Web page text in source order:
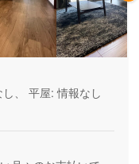
、 平屋: 情報なし